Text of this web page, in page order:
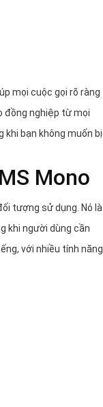
mọi cuộc gọi rõ ràng
đồng nghiệp từ mọi
khi bạn không muốn bị
Mono
tượng sử dụng. Nó là
khi người dùng cần
với nhiều tính năng